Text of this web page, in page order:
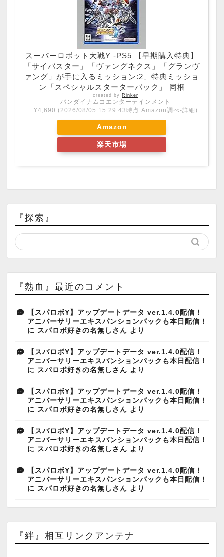
スーパーロボット大戦Y -PS5 【早期購入特典】
「サイバスター」「ヴァングネクス」「グランヴ
ァング」が手に入るミッション:2、特典ミッショ
ン「スペシャルスターターパック」 同梱
created by Rinker
バンダイナムコエンターテインメント
¥4,690 (2026/08/05 15:29:43時点 Amazon調べ-詳細)
Amazon
楽天市場
『探索』
『熱血』最近のコメント
【スパロボY】アップデートデータ ver.1.4.0配信！
アニバーサリーエキスパンションパックも本日配信！
に スパロボ好きの名無しさん より
【スパロボY】アップデートデータ ver.1.4.0配信！
アニバーサリーエキスパンションパックも本日配信！
に スパロボ好きの名無しさん より
【スパロボY】アップデートデータ ver.1.4.0配信！
アニバーサリーエキスパンションパックも本日配信！
に スパロボ好きの名無しさん より
【スパロボY】アップデートデータ ver.1.4.0配信！
アニバーサリーエキスパンションパックも本日配信！
に スパロボ好きの名無しさん より
【スパロボY】アップデートデータ ver.1.4.0配信！
アニバーサリーエキスパンションパックも本日配信！
に スパロボ好きの名無しさん より
『絆』相互リンクアンテナ